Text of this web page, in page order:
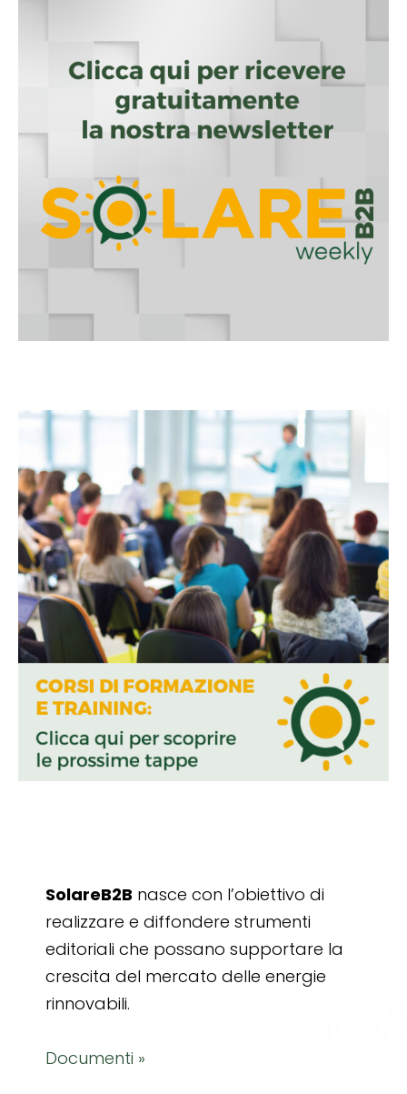
SolareB2B nasce con l’obiettivo di
realizzare e diffondere strumenti
editoriali che possano supportare la
crescita del mercato delle energie
rinnovabili.
Documenti »